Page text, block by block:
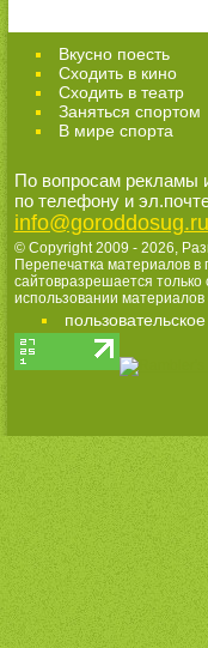
Вкусно поесть
Сходить в кино
Cходить в театр
Заняться спортом
В мире спорта
По вопросам рекламы
по телефону и
info@goroddosug.ru
© Copyright 2009 - 2026,
Перепечатка материалов
сайтовразрешается
использовании материалов